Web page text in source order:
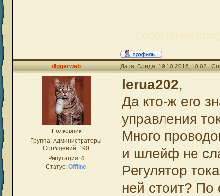
diggerweb Дата: Среда, 19.10.2016, 10:02 |
Полковник
Группа: Администраторы
Сообщений: 190
Репутация: 4
Статус: Offline
lerua202,
Да кто-ж его
управления
Много
и шлейф не
Регулятор
ней стоит?